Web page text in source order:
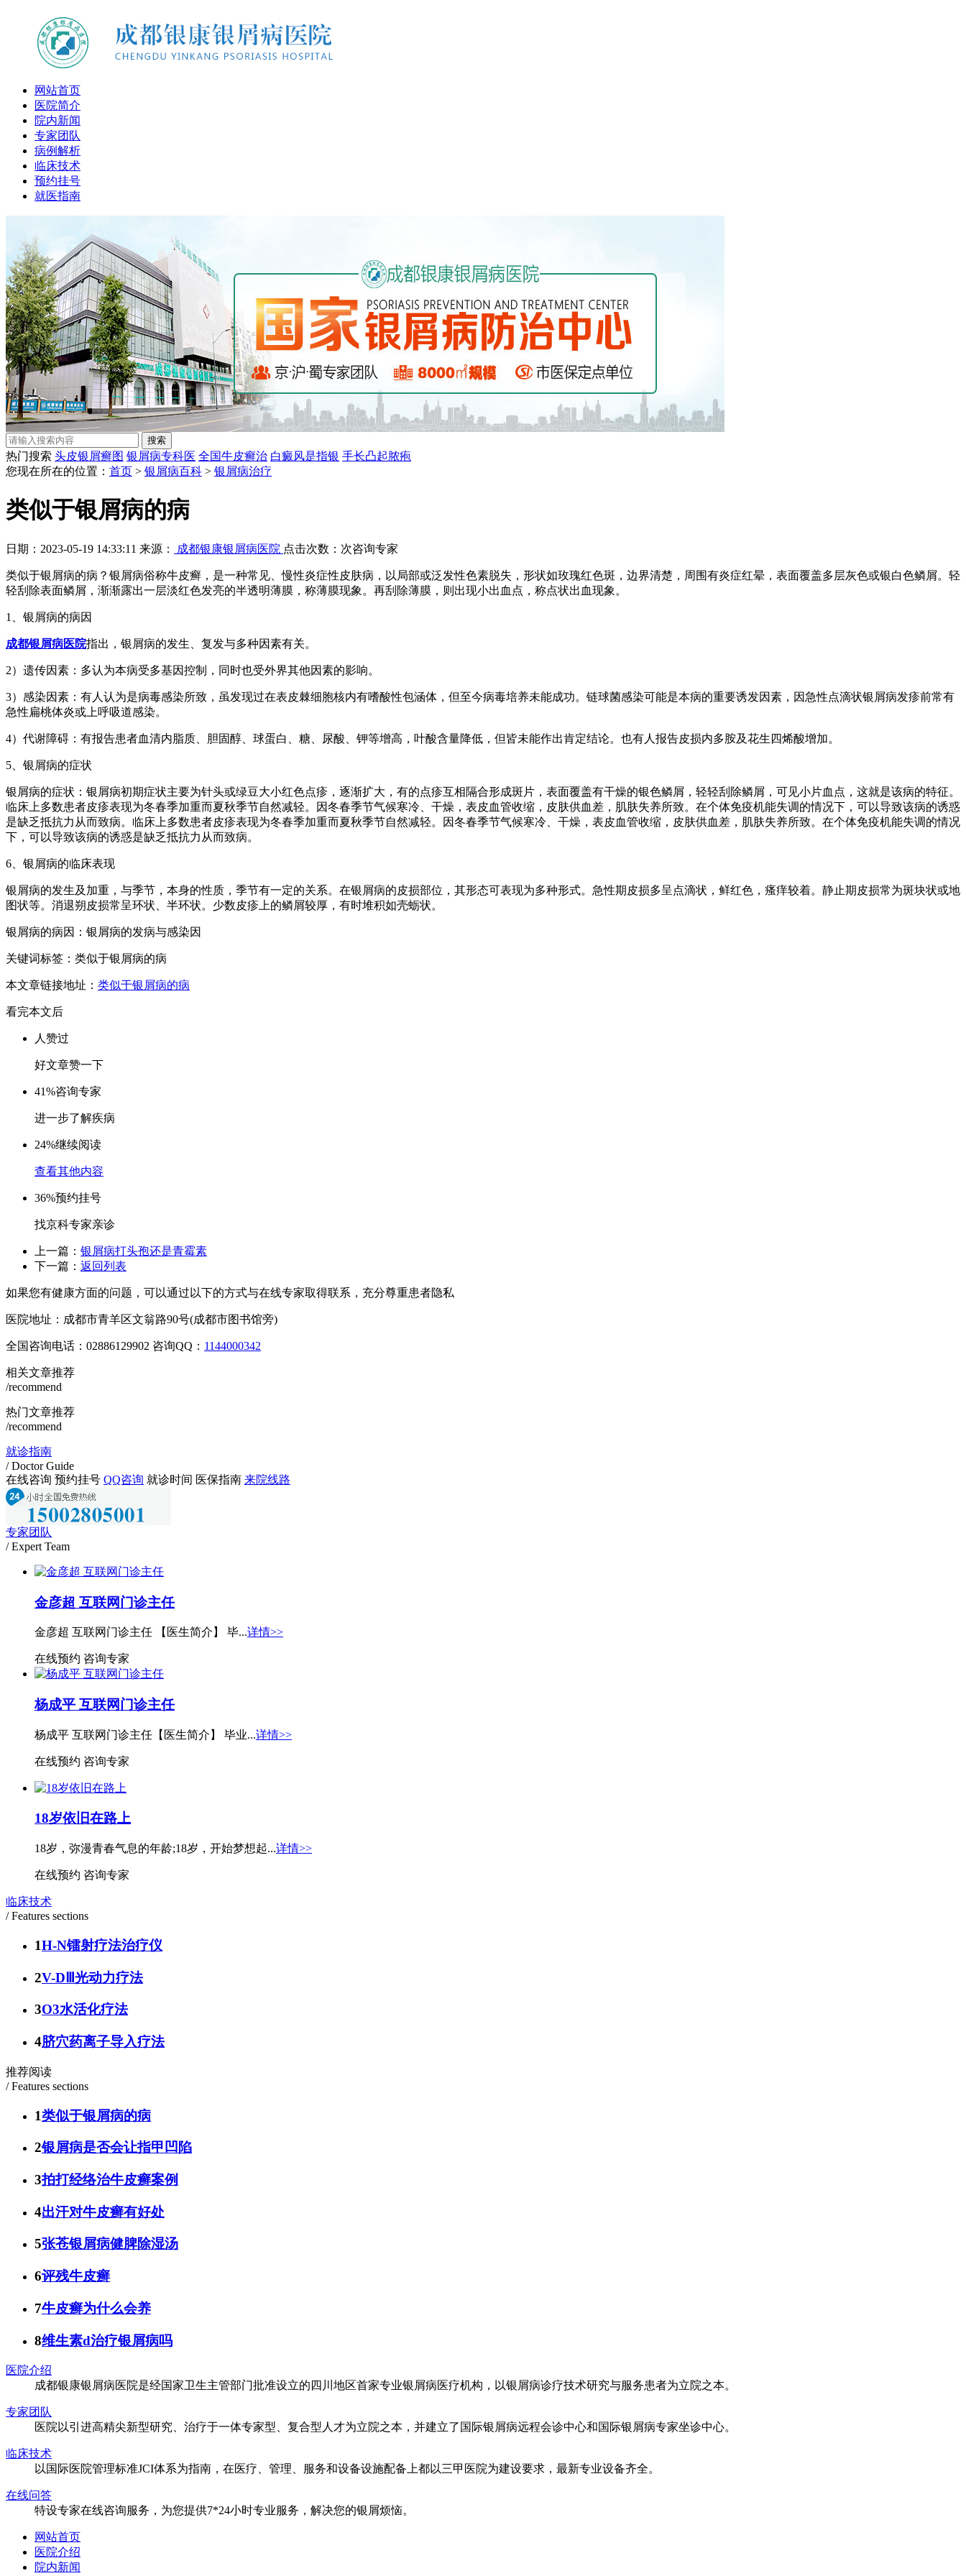
网站首页
医院简介
院内新闻
专家团队
病例解析
临床技术
预约挂号
就医指南
热门搜索 头皮银屑癣图 银屑病专科医 全国牛皮癣治 白癜风是指银 手长凸起脓疱
您现在所在的位置： 首页 > 银屑病百科 > 银屑病治疗
类似于银屑病的病
日期：2023-05-19 14:33:11 来源： 成都银康银屑病医院 点击次数： 次咨询专家
类似于银屑病的病？银屑病俗称牛皮癣，是一种常见、慢性炎症性皮肤病，以局部或泛发性色素脱失，形状如玫瑰红色斑，边界清楚，周围有炎症红晕，表面覆盖多层灰色或银白色鳞屑。轻
轻刮除表面鳞屑，渐渐露出一层淡红色发亮的半透明薄膜，称薄膜现象。再刮除薄膜，则出现小出血点，称点状出血现象。
1、银屑病的病因
成都银屑病医院指出，银屑病的发生、复发与多种因素有关。
2）遗传因素：多认为本病受多基因控制，同时也受外界其他因素的影响。
3）感染因素：有人认为是病毒感染所致，虽发现过在表皮棘细胞核内有嗜酸性包涵体，但至今病毒培养未能成功。链球菌感染可能是本病的重要诱发因素，因急性点滴状银屑病发疹前常有
急性扁桃体炎或上呼吸道感染。
4）代谢障碍：有报告患者血清内脂质、胆固醇、球蛋白、糖、尿酸、钾等增高，叶酸含量降低，但皆未能作出肯定结论。也有人报告皮损内多胺及花生四烯酸增加。
5、银屑病的症状
银屑病的症状：银屑病初期症状主要为针头或绿豆大小红色点疹，逐渐扩大，有的点疹互相隔合形成斑片，表面覆盖有干燥的银色鳞屑，轻轻刮除鳞屑，可见小片血点，这就是该病的特征。
临床上多数患者皮疹表现为冬春季加重而夏秋季节自然减轻。因冬春季节气候寒冷、干燥，表皮血管收缩，皮肤供血差，肌肤失养所致。在个体免疫机能失调的情况下，可以导致该病的诱惑
是缺乏抵抗力从而致病。临床上多数患者皮疹表现为冬春季加重而夏秋季节自然减轻。因冬春季节气候寒冷、干燥，表皮血管收缩，皮肤供血差，肌肤失养所致。在个体免疫机能失调的情况
下，可以导致该病的诱惑是缺乏抵抗力从而致病。
6、银屑病的临床表现
银屑病的发生及加重，与季节，本身的性质，季节有一定的关系。在银屑病的皮损部位，其形态可表现为多种形式。急性期皮损多呈点滴状，鲜红色，瘙痒较着。静止期皮损常为斑块状或地
图状等。消退朔皮损常呈环状、半环状。少数皮疹上的鳞屑较厚，有时堆积如壳蛎状。
银屑病的病因：银屑病的发病与感染因
关键词标签：类似于银屑病的病
本文章链接地址： 类似于银屑病的病
看完本文后
人赞过
好文章赞一下
41%咨询专家
进一步了解疾病
24%继续阅读
查看其他内容
36%预约挂号
找京科专家亲诊
上一篇： 银屑病打头孢还是青霉素
下一篇： 返回列表
如果您有健康方面的问题，可以通过以下的方式与在线专家取得联系，充分尊重患者隐私
医院地址：成都市青羊区文翁路90号(成都市图书馆旁)
全国咨询电话： 02886129902 咨询QQ： 1144000342
相关文章推荐
/recommend
热门文章推荐
/recommend
就诊指南
/ Doctor Guide
在线咨询 预约挂号 QQ咨询 就诊时间 医保指南 来院线路
专家团队
/ Expert Team
金彦超 互联网门诊主任
金彦超 互联网门诊主任 【医生简介】 毕...详情>>
在线预约 咨询专家
杨成平 互联网门诊主任
杨成平 互联网门诊主任【医生简介】 毕业...详情>>
在线预约 咨询专家
18岁依旧在路上
18岁，弥漫青春气息的年龄;18岁，开始梦想起...详情>>
在线预约 咨询专家
临床技术
/ Features sections
1H-N镭射疗法治疗仪
2V-DⅢ光动力疗法
3O3水活化疗法
4脐穴药离子导入疗法
推荐阅读
/ Features sections
1类似于银屑病的病
2银屑病是否会让指甲凹陷
3拍打经络治牛皮癣案例
4出汗对牛皮癣有好处
5张苍银屑病健脾除湿汤
6评残牛皮癣
7牛皮癣为什么会养
8维生素d治疗银屑病吗
医院介绍
成都银康银屑病医院是经国家卫生主管部门批准设立的四川地区首家专业银屑病医疗机构，以银屑病诊疗技术研究与服务患者为立院之本。
专家团队
医院以引进高精尖新型研究、治疗于一体专家型、复合型人才为立院之本，并建立了国际银屑病远程会诊中心和国际银屑病专家坐诊中心。
临床技术
以国际医院管理标准JCI体系为指南，在医疗、管理、服务和设备设施配备上都以三甲医院为建设要求，最新专业设备齐全。
在线问答
特设专家在线咨询服务，为您提供7*24小时专业服务，解决您的银屑烦恼。
网站首页
医院介绍
院内新闻